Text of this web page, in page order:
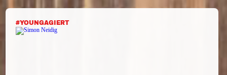
#YOUNGAGIERT